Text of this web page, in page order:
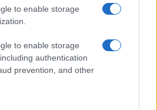
to enable storage
to enable storage
authentication
prevention, and other
con el método 50/30/20 y más